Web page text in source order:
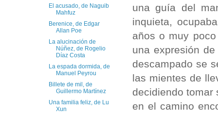
una guía del
inquieta,
años o muy
una expresión
descampado se
las mientes de
decidiendo tomar
en el camino
El acusado, de Naguib
Mahfuz
Berenice, de Edgar
Allan Poe
La alucinación de
Núñez, de Rogelio
Díaz Costa
La espada dormida, de
Manuel Peyrou
Billete de mil, de
Guillermo Martínez
Una familia feliz, de Lu
Xun